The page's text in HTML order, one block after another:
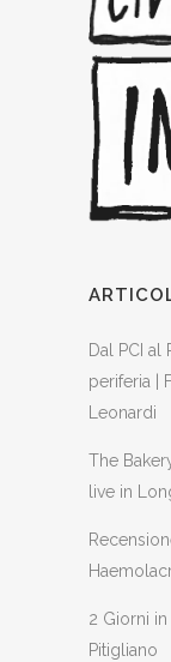
Dal PCI al
periferia |
Leonardi
The
live in
2 Giorni in
Pitigliano